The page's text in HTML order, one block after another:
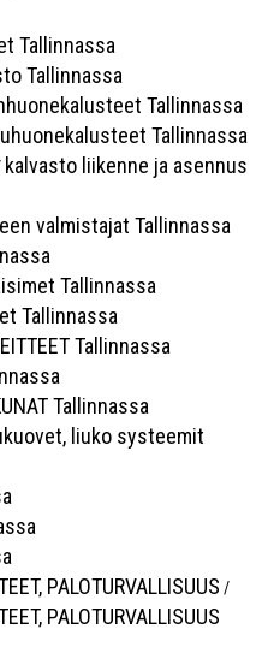
Tallinnassa
Tallinnassa
Tallinnassa
Tallinnassa
kalvasto liikenne ja asennus
valmistajat Tallinnassa
Tallinnassa
Tallinnassa
Tallinnassa
Tallinnassa
liuko systeemit
PALOTURVALLISUUS /
PALOTURVALLISUUS